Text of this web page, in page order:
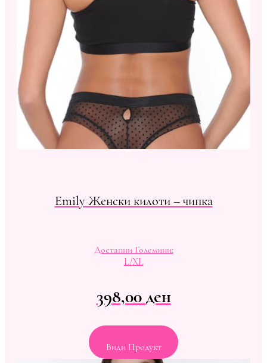
Emily Женски килоти – чипка
Достапни Големини:
L/XL
398,00ден
Види Продукт